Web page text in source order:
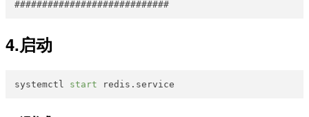
4.启动
systemctl start